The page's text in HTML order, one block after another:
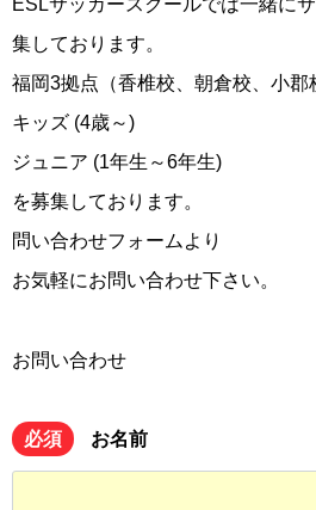
ESLサッカースクールでは一緒に
集しております。
福岡3拠点（香椎校、朝倉校、小郡
キッズ (4歳～)
ジュニア (1年生～6年生)
を募集しております。
問い合わせフォームより
お気軽にお問い合わせ下さい。
お問い合わせ
必須 お名前